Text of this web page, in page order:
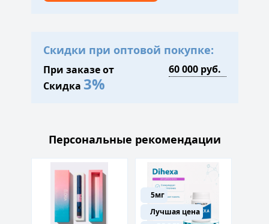
Скидки при оптовой покупке:
При заказе от
Скидка 3%
Персональные рекомендации
5мг
Лучшая цена